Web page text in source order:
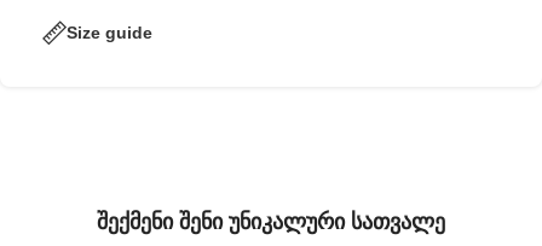
Size guide
შექმენი შენი უნიკალური სათვალე